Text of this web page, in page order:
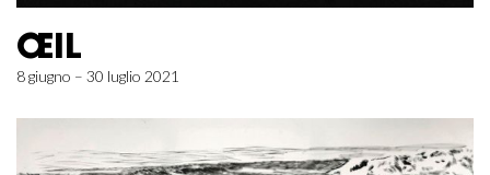
ŒIL
8 giugno – 30 luglio 2021